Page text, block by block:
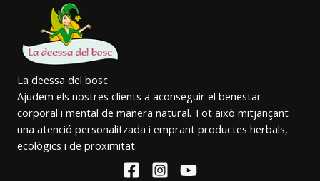
La deessa del bosc
Ajudem els nostres clients a aconseguir el benestar
corporal i mental de manera natural. Tot això mitjançant
una atenció personalitzada i emprant productes herbals,
ecològics i de proximitat.